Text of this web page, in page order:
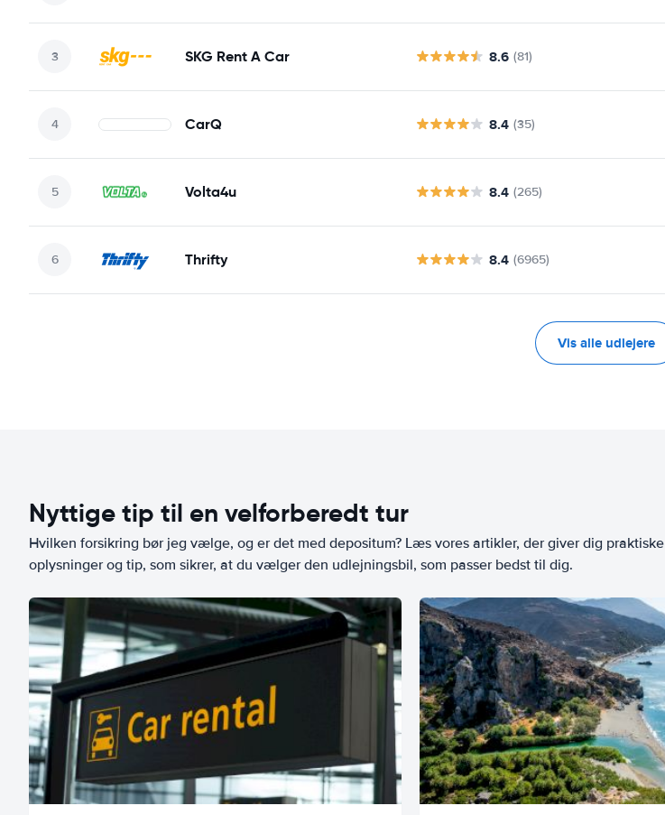
SKG Rent A Car 8.6 (81)
CarQ 8.4 (35)
Volta4u 8.4 (265)
Thrifty 8.4 (6965)
Vis alle udlejere
Nyttige tip til en velforberedt tur
Hvilken forsikring bør jeg vælge, og er det med depositum? Læs vores artikler, der giver dig praktiske
oplysninger og tip, som sikrer, at du vælger den udlejningsbil, som passer bedst til dig.